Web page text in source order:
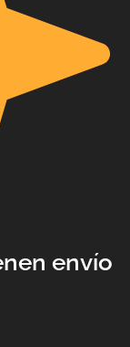
the
envío